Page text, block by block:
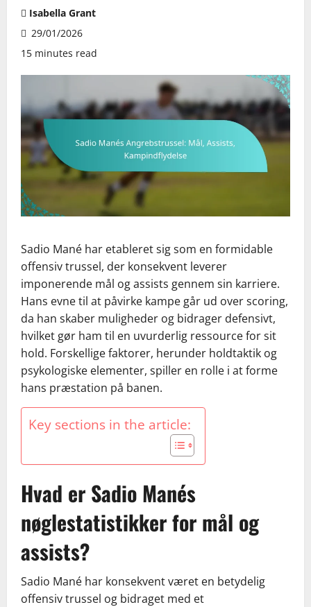
Isabella Grant
29/01/2026
15 minutes read
Sadio Mané har etableret sig som en formidable
offensiv trussel, der konsekvent leverer
imponerende mål og assists gennem sin karriere.
Hans evne til at påvirke kampe går ud over scoring,
da han skaber muligheder og bidrager defensivt,
hvilket gør ham til en uvurderlig ressource for sit
hold. Forskellige faktorer, herunder holdtaktik og
psykologiske elementer, spiller en rolle i at forme
hans præstation på banen.
Key sections in the article:
Hvad er Sadio Manés
nøglestatistikker for mål og
assists?
Sadio Mané har konsekvent været en betydelig
offensiv trussel og bidraget med et